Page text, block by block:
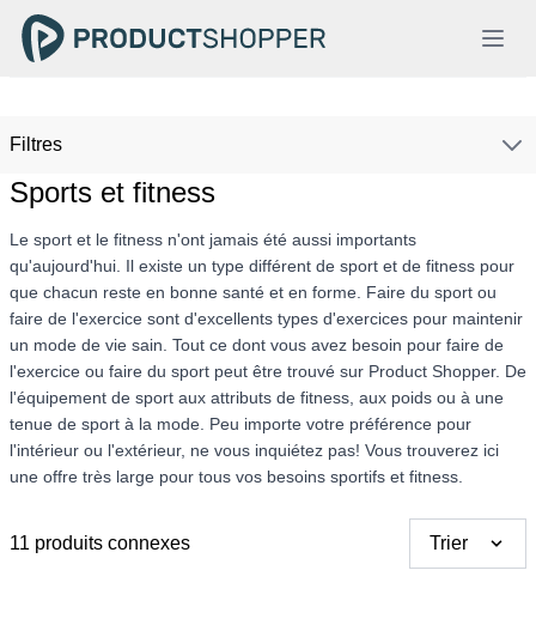
Filtres
Sports et fitness
Le sport et le fitness n'ont jamais été aussi importants
qu'aujourd'hui. Il existe un type différent de sport et de fitness pour
que chacun reste en bonne santé et en forme. Faire du sport ou
faire de l'exercice sont d'excellents types d'exercices pour maintenir
un mode de vie sain. Tout ce dont vous avez besoin pour faire de
l'exercice ou faire du sport peut être trouvé sur Product Shopper. De
l'équipement de sport aux attributs de fitness, aux poids ou à une
tenue de sport à la mode. Peu importe votre préférence pour
l'intérieur ou l'extérieur, ne vous inquiétez pas! Vous trouverez ici
une offre très large pour tous vos besoins sportifs et fitness.
11 produits connexes Trier